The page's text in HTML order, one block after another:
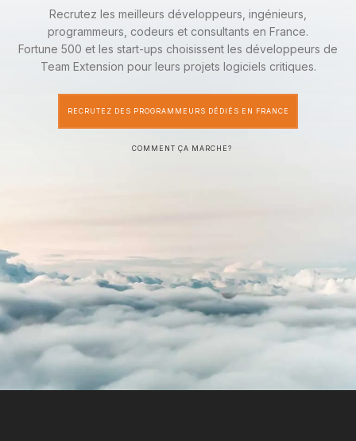
Recrutez les meilleurs développeurs, ingénieurs,
programmeurs, codeurs et consultants en France.
Fortune 500 et les start-ups choisissent les développeurs de
Team Extension pour leurs projets logiciels critiques.
RECRUTEZ DES PROGRAMMEURS DÉDIÉS EN FRANCE
COMMENT ÇA MARCHE?